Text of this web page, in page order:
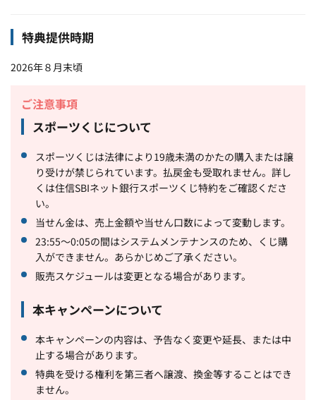
特典提供時期
2026年８月末頃
ご注意事項
スポーツくじについて
スポーツくじは法律により19歳未満のかたの購入または譲
り受けが禁じられています。払戻金も受取れません。詳し
くは住信SBIネット銀行スポーツくじ特約をご確認くださ
い。
当せん金は、売上金額や当せん口数によって変動します。
23:55～0:05の間はシステムメンテナンスのため、くじ購
入ができません。あらかじめご了承ください。
販売スケジュールは変更となる場合があります。
本キャンペーンについて
本キャンペーンの内容は、予告なく変更や延長、または中
止する場合があります。
特典を受ける権利を第三者へ譲渡、換金等することはでき
ません。